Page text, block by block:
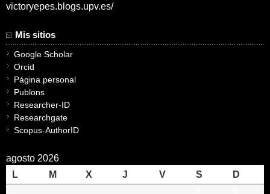
victoryepes.blogs.upv.es/
Mis sitios
Google Scholar
Orcid
Página personal
Publons
Researcher-ID
Researchgate
Scopus-AuthorID
agosto 2026
L
M X J V S
D